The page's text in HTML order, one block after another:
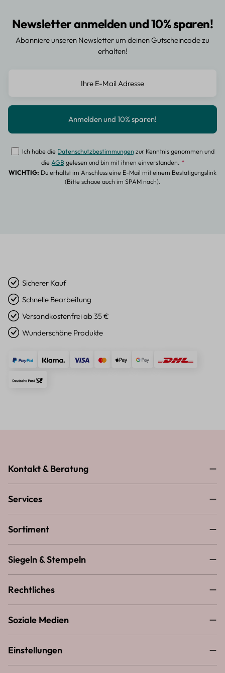
Newsletter anmelden und 10% sparen!
Abonniere unseren Newsletter um deinen Gutscheincode zu
erhalten!
Ich habe die Datenschutzbestimmungenzur Kenntnis genommen und
dieAGBgelesen und bin mit ihnen einverstanden. *
WICHTIG: Du erhältst im Anschluss eine E-Mail mit einem Bestätigungslink
(Bitte schaue auch im SPAM nach).
Sicherer Kauf
Schnelle Bearbeitung
Versandkostenfrei ab 35 €
Wunderschöne Produkte
Kontakt & Beratung
Services
Sortiment
Siegeln & Stempeln
Rechtliches
Soziale Medien
Einstellungen